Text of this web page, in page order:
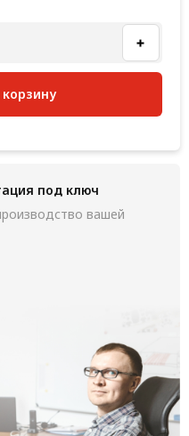
под ключ
вашей